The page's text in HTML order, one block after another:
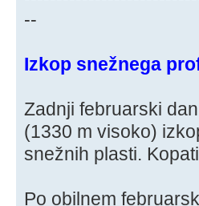
--
Izkop snežnega
Zadnji februarski
(1330 m visoko)
snežnih plasti.
Po obilnem